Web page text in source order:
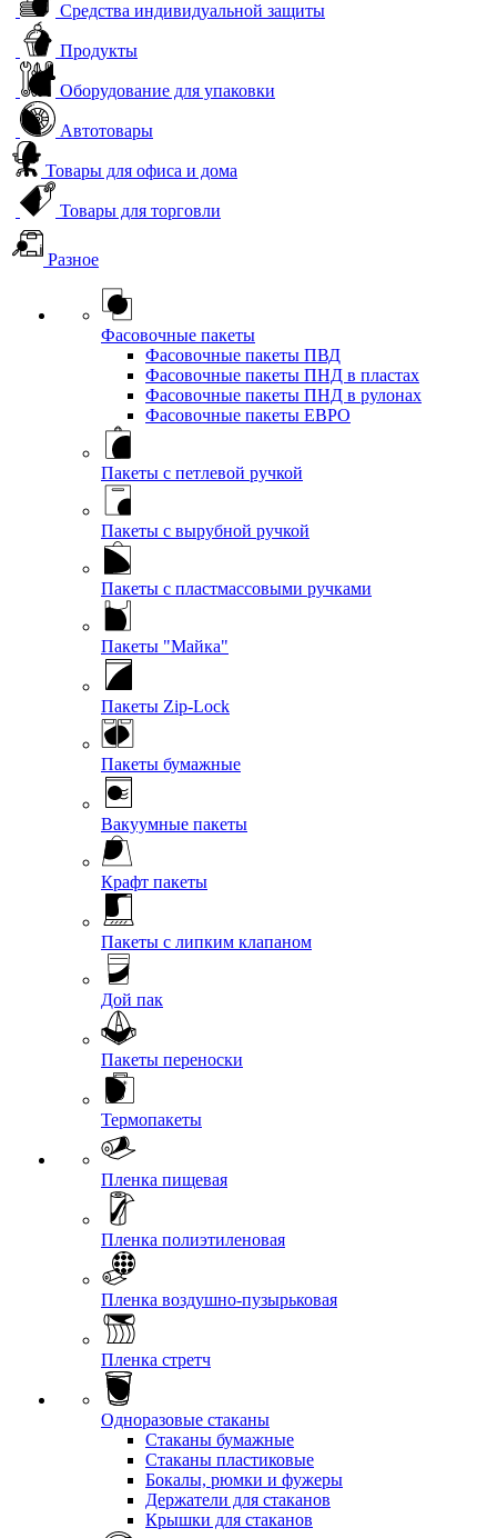
Средства индивидуальной защиты
Продукты
Оборудование для упаковки
Автотовары
Товары для офиса и дома
Товары для торговли
Разное
Фасовочные пакеты
Фасовочные пакеты ПВД
Фасовочные пакеты ПНД в пластах
Фасовочные пакеты ПНД в рулонах
Фасовочные пакеты ЕВРО
Пакеты с петлевой ручкой
Пакеты с вырубной ручкой
Пакеты с пластмассовыми ручками
Пакеты "Майка"
Пакеты Zip-Lock
Пакеты бумажные
Вакуумные пакеты
Крафт пакеты
Пакеты с липким клапаном
Дой пак
Пакеты переноски
Термопакеты
Пленка пищевая
Пленка полиэтиленовая
Пленка воздушно-пузырьковая
Пленка стретч
Одноразовые стаканы
Стаканы бумажные
Стаканы пластиковые
Бокалы, рюмки и фужеры
Держатели для стаканов
Крышки для стаканов